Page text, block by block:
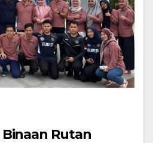
Rutan